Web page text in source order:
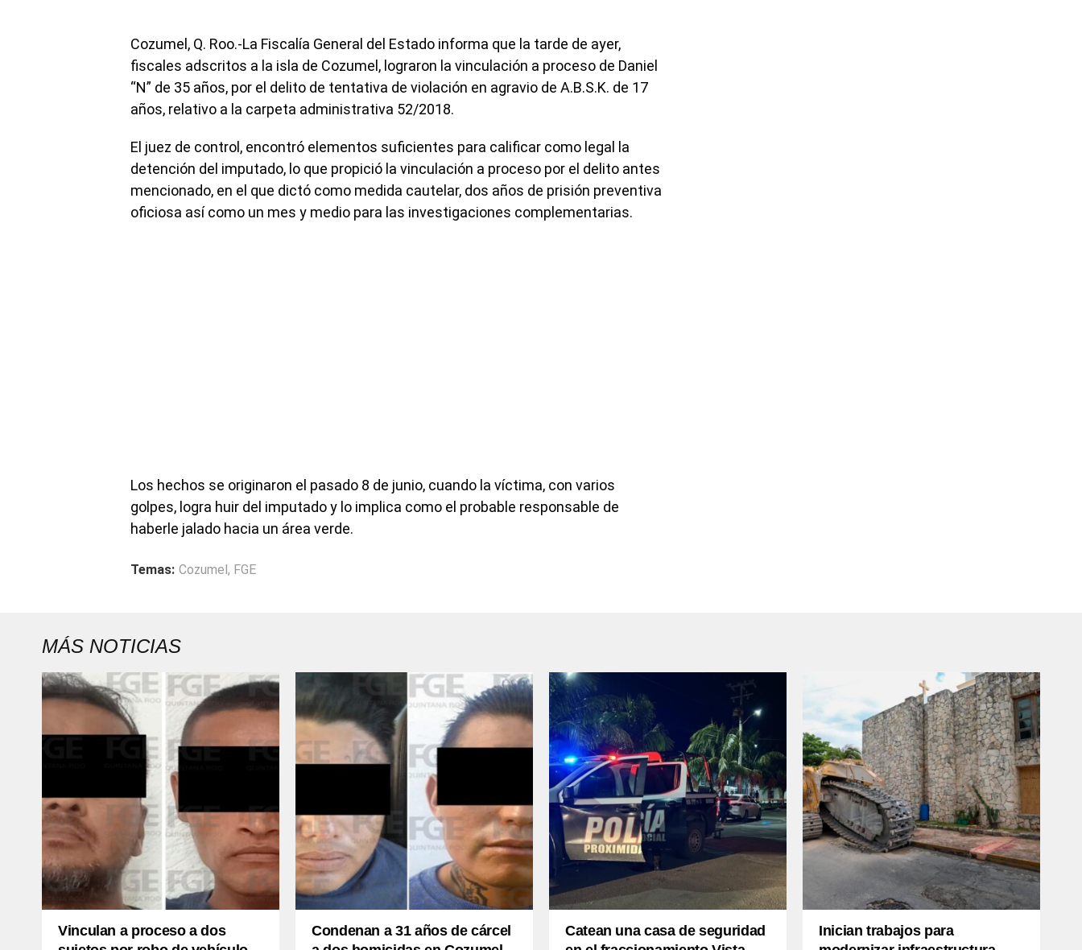
Cozumel, Q. Roo.-La Fiscalía General del Estado informa que la tarde de ayer,
fiscales adscritos a la isla de Cozumel, lograron la vinculación a proceso de Daniel
“N” de 35 años, por el delito de tentativa de violación en agravio de A.B.S.K. de 17
años, relativo a la carpeta administrativa 52/2018.
El juez de control, encontró elementos suficientes para calificar como legal la
detención del imputado, lo que propició la vinculación a proceso por el delito antes
mencionado, en el que dictó como medida cautelar, dos años de prisión preventiva
oficiosa así como un mes y medio para las investigaciones complementarias.
Los hechos se originaron el pasado 8 de junio, cuando la víctima, con varios
golpes, logra huir del imputado y lo implica como el probable responsable de
haberle jalado hacia un área verde.
Temas: Cozumel, FGE
MÁS NOTICIAS
Vinculan a proceso a dos
Condenan a 31 años de cárcel
Catean una casa de seguridad
Inician trabajos para